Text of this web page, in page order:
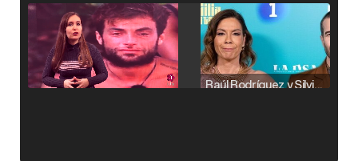
Raúl Rodríguez y Silvia Taulés nos cuentan su papel en 'La familia de la tele'